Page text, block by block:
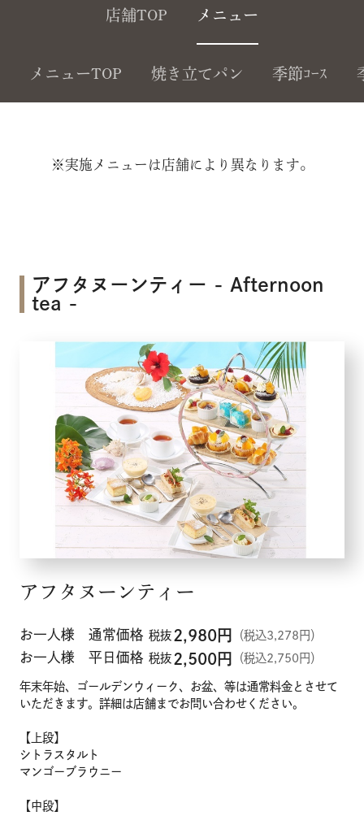
店舗TOP メニュー
メニューTOP 焼き立てパン 季節ｺｰｽ
※実施メニューは店舗により異なります。
アフタヌーンティー - Afternoon
tea -
アフタヌーンティー
お一人様 通常価格 税抜 2,980円 （税込3,278円）
お一人様 平日価格 税抜 2,500円 （税込2,750円）
年末年始、ゴールデンウィーク、お盆、等は通常料金とさせて
いただきます。詳細は店舗までお問い合わせください。
【上段】
シトラスタルト
マンゴーブラウニー
【中段】